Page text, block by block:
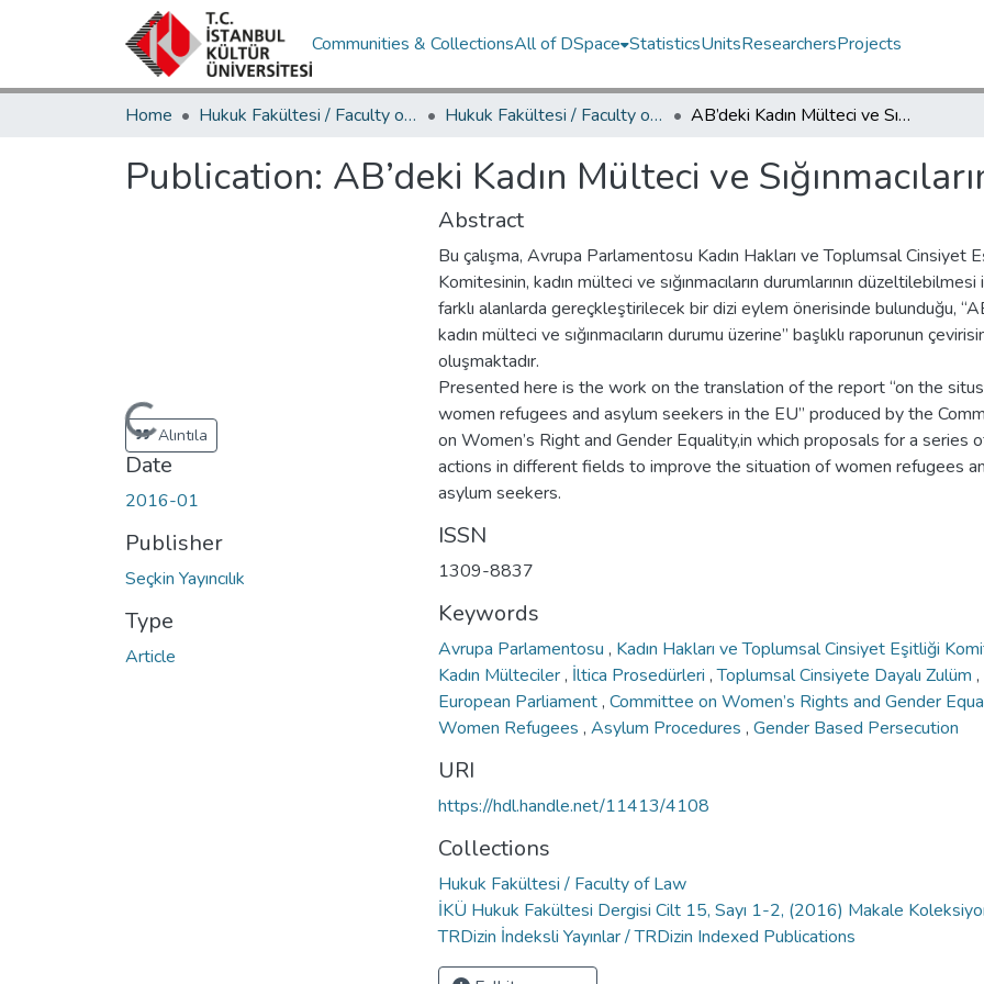
Communities & CollectionsAll of DSpace StatisticsUnitsResearchersProjects
Home Hukuk Fakültesi / Faculty of Law Hukuk Fakültesi / Faculty of Law AB’deki Kadın Mülteci ve Sığınmacıların Durumu Üzerine
Publication: AB’deki Kadın Mülteci ve
Loading...Alıntıla
Date
2016-01
Publisher
Seçkin Yayıncılık
Type
Article
Abstract
Bu çalışma, Avrupa Parlamentosu Kadın Hakları ve Toplumsal Cinsiyet
Komitesinin, kadın mülteci ve sığınmacıların durumlarının düzeltilebilmesi
farklı alanlarda gereçkleştirilecek bir dizi eylem önerisinde bulunduğu,
kadın mülteci ve sığınmacıların durumu üzerine” başlıklı raporunun
oluşmaktadır.
Presented here is the work on the translation of the report “on the
women refugees and asylum seekers in the EU” produced by the
on Women’s Right and Gender Equality,in which proposals for a series
actions in different fields to improve the situation of women refugees
asylum seekers.
ISSN
1309-8837
Keywords
Avrupa Parlamentosu , Kadın Hakları ve Toplumsal Cinsiyet Eşitliği
Kadın Mülteciler, İltica Prosedürleri ,Toplumsal Cinsiyete Dayalı Zulüm ,
European Parliament, Committee on Women’s Rights and Gender
Women Refugees , Asylum Procedures , Gender Based Persecution
URI
https://hdl.handle.net/11413/4108
Collections
Hukuk Fakültesi / Faculty of Law
İKÜ Hukuk Fakültesi Dergisi Cilt 15, Sayı 1-2, (2016) Makale
TRDizin İndeksli Yayınlar / TRDizin Indexed Publications